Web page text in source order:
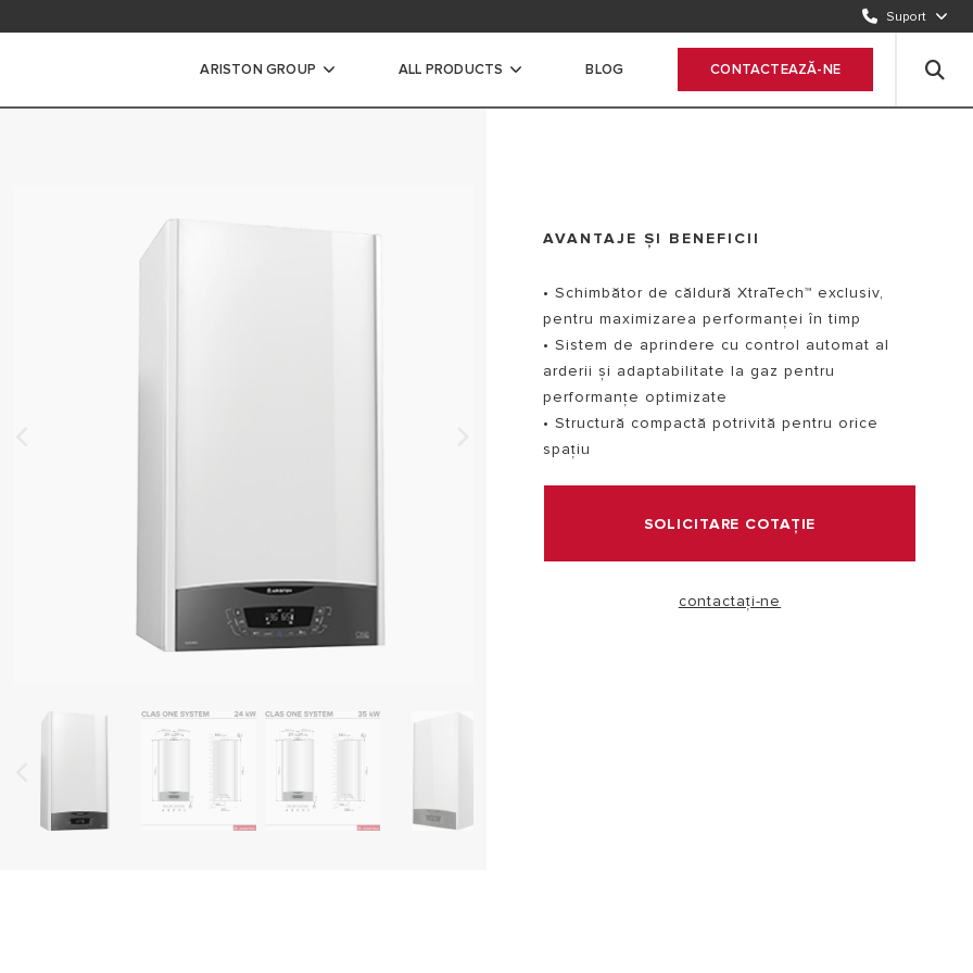
Suport
COMPLETEAZĂ FORMULARUL ȘI TE CONTACTĂM NOI
ARISTON GROUP
VISIT
ALL PRODUCTS
termice
ÎN CONDENSARE
CONVENȚIONALE
DE CENTRALE TERMICE
BLOG CONTACTEAZĂ-NE
AVANTAJE ȘI BENEFICII
• Schimbător de căldură XtraTech™ exclusiv,
pentru maximizarea performanței în timp
• Sistem de aprindere cu control automat al
arderii și adaptabilitate la gaz pentru
performanțe optimizate
• Structură compactă potrivită pentru orice
spaţiu
SOLICITARE COTAȚIE
contactați-ne